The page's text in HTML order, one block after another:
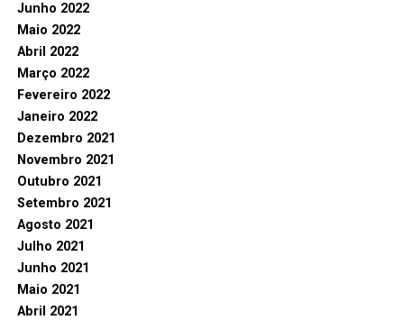
Junho 2022
Maio 2022
Abril 2022
Março 2022
Fevereiro 2022
Janeiro 2022
Dezembro 2021
Novembro 2021
Outubro 2021
Setembro 2021
Agosto 2021
Julho 2021
Junho 2021
Maio 2021
Abril 2021